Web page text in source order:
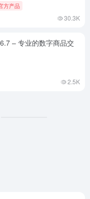
方产品
30.3K
– 专业的数字商品交
2.5K